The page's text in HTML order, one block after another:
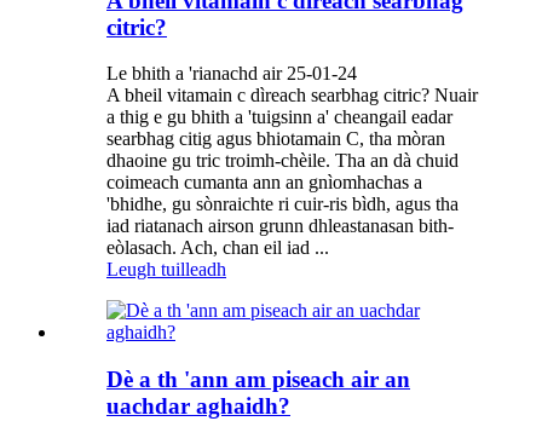
citric?
Le bhith a 'rianachd air 25-01-24
A bheil vitamain c dìreach searbhag citric? Nuair
a thig e gu bhith a 'tuigsinn a' cheangail eadar
searbhag citig agus bhiotamain C, tha mòran
dhaoine gu tric troimh-chèile. Tha an dà chuid
coimeach cumanta ann an gnìomhachas a
'bhidhe, gu sònraichte ri cuir-ris bìdh, agus tha
iad riatanach airson grunn dhleastanasan bith-
eòlasach. Ach, chan eil iad ...
Leugh tuilleadh
Dè a th 'ann am piseach air an
uachdar aghaidh?